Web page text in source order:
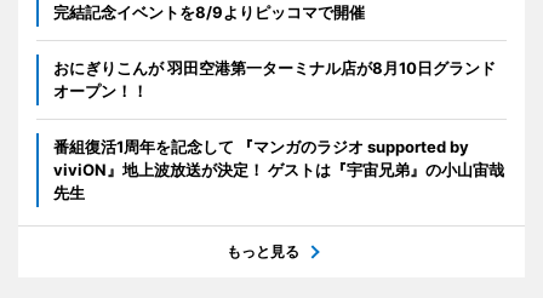
完結記念イベントを8/9よりピッコマで開催
おにぎりこんが 羽田空港第一ターミナル店が8月10日グランド
オープン！！
番組復活1周年を記念して 『マンガのラジオ supported by
viviON』地上波放送が決定！ ゲストは『宇宙兄弟』の小山宙哉
先生
もっと見る